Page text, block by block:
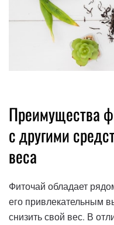
Преимущества
с другими
веса
Фиточай обладает
его привлекательным
снизить свой вес. В